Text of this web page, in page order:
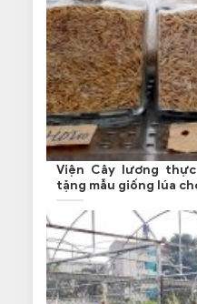
Viện Cây lương
tặng mẫu giống lúa